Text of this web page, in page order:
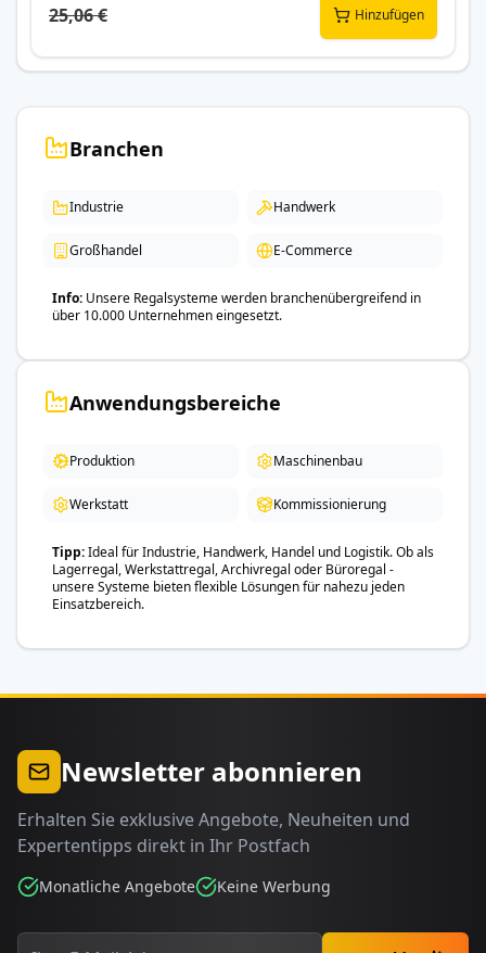
25,06 € Hinzufügen
Branchen
Industrie Handwerk
Großhandel E-Commerce
Info Unsere Regalsysteme werden branchenübergreifend in
über 10.000 Unternehmen eingesetzt.
Anwendungsbereiche
Produktion Maschinenbau
Werkstatt Kommissionierung
Tipp Ideal für Industrie, Handwerk, Handel und Logistik. Ob als
Lagerregal, Werkstattregal, Archivregal oder Büroregal -
unsere Systeme bieten flexible Lösungen für nahezu jeden
Einsatzbereich.
Newsletter abonnieren
Erhalten Sie exklusive Angebote, Neuheiten und
Expertentipps direkt in Ihr Postfach
Monatliche Angebote Keine Werbung